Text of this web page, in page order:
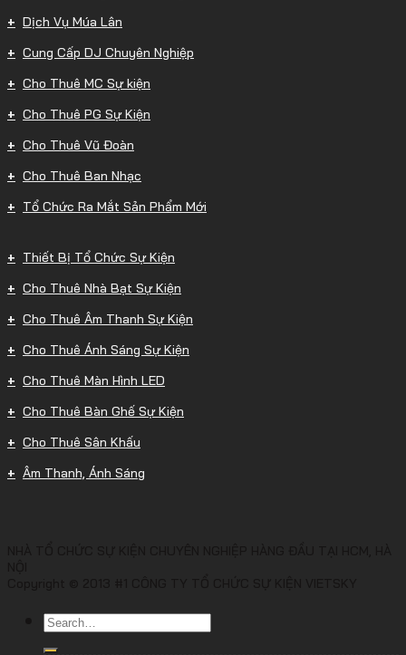
Dịch Vụ Múa Lân
Cung Cấp DJ Chuyên Nghiệp
Cho Thuê MC Sự kiện
Cho Thuê PG Sự Kiện
Cho Thuê Vũ Đoàn
Cho Thuê Ban Nhạc
Tổ Chức Ra Mắt Sản Phẩm Mới
Thiết Bị Tổ Chức Sự Kiện
Cho Thuê Nhà Bạt Sự Kiện
Cho Thuê Âm Thanh Sự Kiện
Cho Thuê Ánh Sáng Sự Kiện
Cho Thuê Màn Hình LED
Cho Thuê Bàn Ghế Sự Kiện
Cho Thuê Sân Khấu
Âm Thanh, Ánh Sáng